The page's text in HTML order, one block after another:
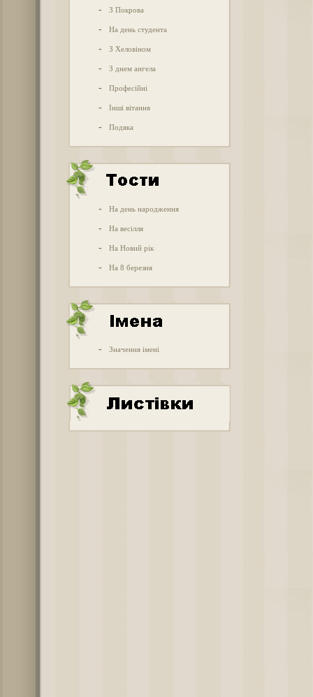
- З Покрова
- На день студента
- З Хеловіном
- З днем ангела
- Професійні
- Інші вітання
- Подяка
- На день народження
- На весілля
- На Новий рік
- На 8 березня
- Значення імені